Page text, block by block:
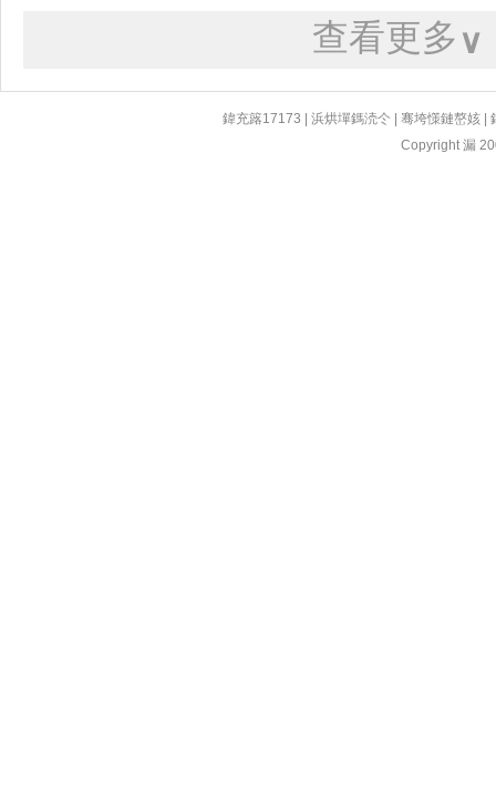
查看更多 ∨
鍏充簬17173 |浜烘墠鎷涜仒 |骞垮憡鏈嶅姟 |
Copyright 漏